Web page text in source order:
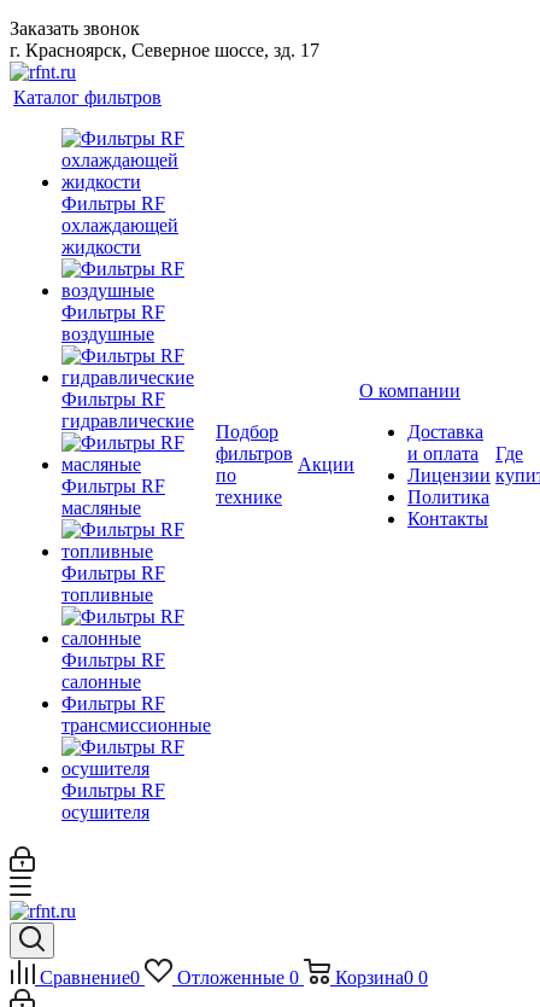
Заказать звонок
г. Красноярск, Северное шоссе, зд. 17
Каталог фильтров
Фильтры RF
охлаждающей
жидкости
Фильтры RF
воздушные
Фильтры RF
гидравлические
Фильтры RF
масляные
Фильтры RF
топливные
Фильтры RF
салонные
Фильтры RF
трансмиссионные
Фильтры RF
осушителя
Подбор
фильтров
по
технике
Акции
О компании
Доставка
и оплата
Лицензии
Политика
Контакты
Где
Сравнение0 Отложенные 0 Корзина0 0